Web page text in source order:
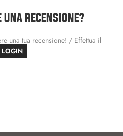
UNA RECENSIONE?
una tua recensione! / Effettua il
LOGIN